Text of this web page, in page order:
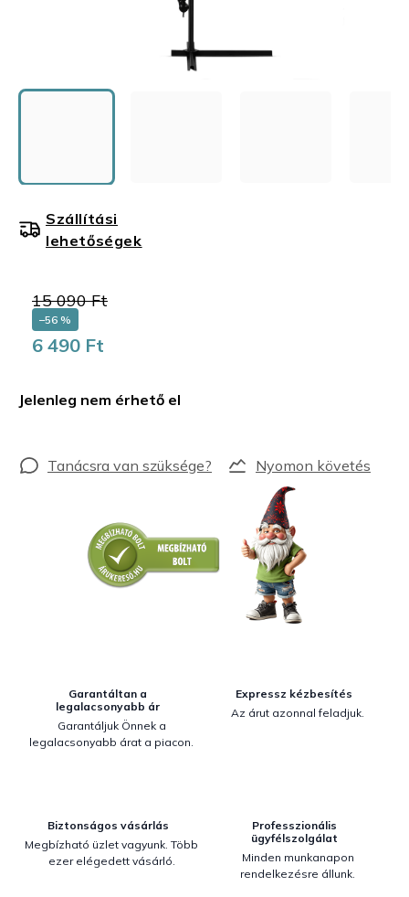
15 090 Ft
–56 %
6 490 Ft
Jelenleg nem érhető el
Szállítási
lehetőségek
Nyomon követés
Garantáltan a
legalacsonyabb ár
Garantáljuk Önnek a
legalacsonyabb árat a piacon.
Expressz kézbesítés
Az árut azonnal feladjuk.
Biztonságos vásárlás
Megbízható üzlet vagyunk. Több
ezer elégedett vásárló.
Professzionális
ügyfélszolgálat
Minden munkanapon
rendelkezésre állunk.